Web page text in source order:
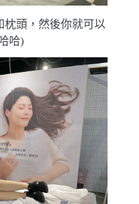
枕頭，然後你就可以
哈)